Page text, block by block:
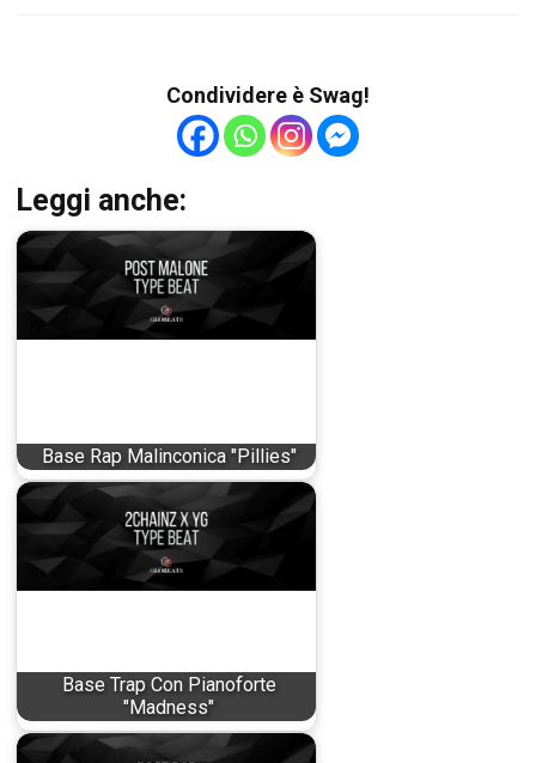
Condividere è Swag!
Leggi anche:
Base Rap Malinconica "Pillies"
Base Trap Con Pianoforte
"Madness"